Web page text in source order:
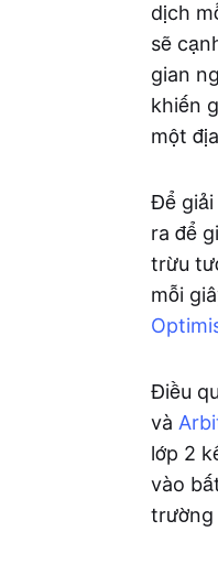
dịch
sẽ
gian
khiến
một
Để giải
ra để
trừu
mỗi
Điều
và
lớp 2
vào
trường